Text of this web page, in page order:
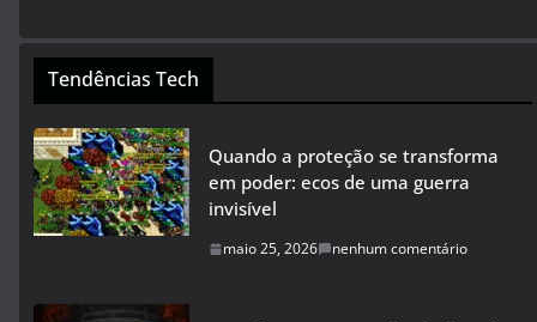
Tendências Tech
Quando a proteção se transforma
em poder: ecos de uma guerra
invisível
maio 25, 2026 nenhum comentário